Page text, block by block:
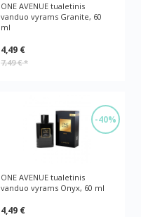
ONE AVENUE tualetinis
vanduo vyrams Granite, 60
ml
4,49 €
7,49 €*
-40%
ONE AVENUE tualetinis
vanduo vyrams Onyx, 60 ml
4,49 €